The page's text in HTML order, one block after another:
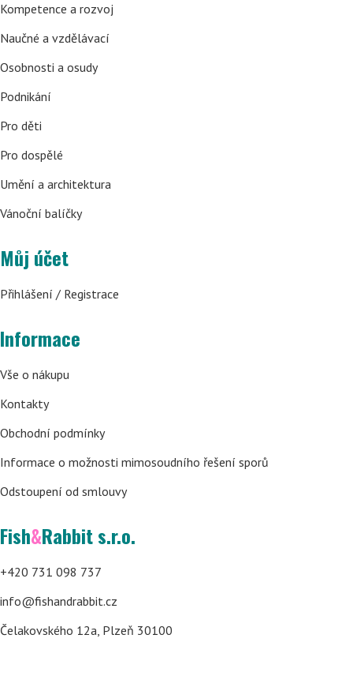
Kompetence a rozvoj
Naučné a vzdělávací
Osobnosti a osudy
Podnikání
Pro děti
Pro dospělé
Umění a architektura
Vánoční balíčky
Můj účet
Přihlášení / Registrace
Informace
Vše o nákupu
Kontakty
Obchodní podmínky
Informace o možnosti mimosoudního řešení sporů
Odstoupení od smlouvy
Fish&Rabbit s.r.o.
+420 731 098 737
info@fishandrabbit.cz
Čelakovského 12a, Plzeň 30100